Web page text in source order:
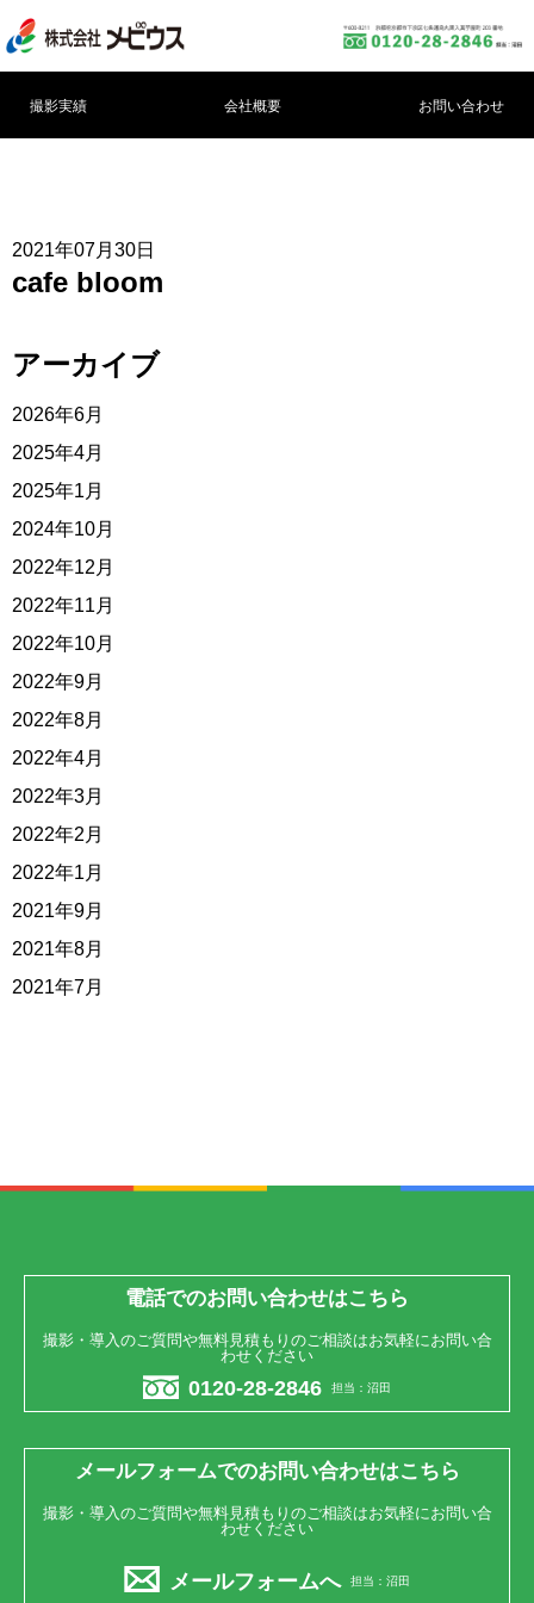
撮影実績 会社概要 お問い合わせ
2021年07月30日
cafe bloom
アーカイブ
2026年6月
2025年4月
2025年1月
2024年10月
2022年12月
2022年11月
2022年10月
2022年9月
2022年8月
2022年4月
2022年3月
2022年2月
2022年1月
2021年9月
2021年8月
2021年7月
電話でのお問い合わせはこちら
撮影・導入のご質問や無料見積もりのご相談はお気軽にお問い合
わせください
0120-28-2846 担当：沼田
メールフォームでのお問い合わせはこちら
撮影・導入のご質問や無料見積もりのご相談はお気軽にお問い合
わせください
メールフォームへ 担当：沼田